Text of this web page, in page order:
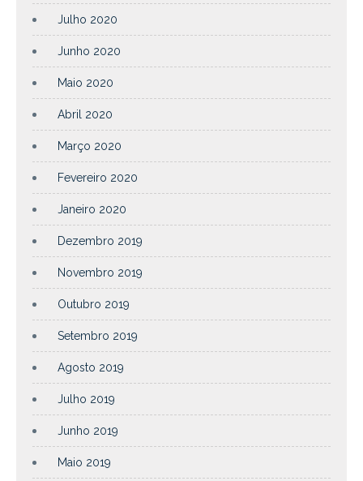
Julho 2020
Junho 2020
Maio 2020
Abril 2020
Março 2020
Fevereiro 2020
Janeiro 2020
Dezembro 2019
Novembro 2019
Outubro 2019
Setembro 2019
Agosto 2019
Julho 2019
Junho 2019
Maio 2019